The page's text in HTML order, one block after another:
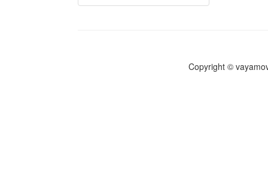
Copyright ©